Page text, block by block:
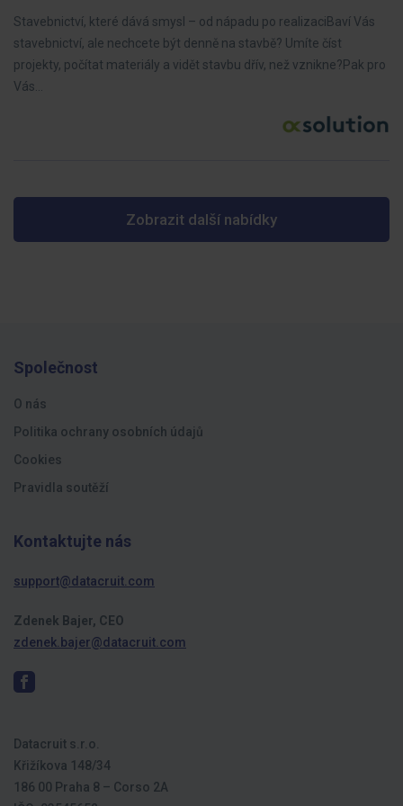
Stavebnictví, které dává smysl – od nápadu po realizaciBaví Vás
stavebnictví, ale nechcete být denně na stavbě? Umíte číst
projekty, počítat materiály a vidět stavbu dřív, než vznikne?Pak pro
Vás…
Zobrazit další nabídky
Společnost
O nás
Politika ochrany osobních údajů
Cookies
Pravidla soutěží
Kontaktujte nás
support@datacruit.com
Zdenek Bajer, CEO
zdenek.bajer@datacruit.com
Datacruit s.r.o.
Křižíkova 148/34
186 00 Praha 8 – Corso 2A